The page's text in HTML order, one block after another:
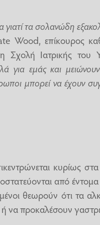
γιατί τα σολανώδη
Wood, επίκουρος
Σχολή Ιατρικής του
για εμάς και
μπορεί να έχουν
κυρίως στα
από
θεωρούν ότι τα
να προκαλέσουν